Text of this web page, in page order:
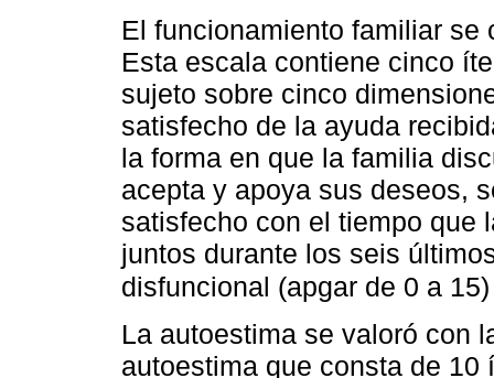
El funcionamiento familiar se
Esta escala contiene cinco
sujeto sobre cinco
satisfecho de la ayuda
la forma en que la familia
acepta y apoya sus deseos,
satisfecho con el tiempo que
juntos durante los seis
disfuncional (apgar de 0 a
La autoestima se valoró con
autoestima que consta de